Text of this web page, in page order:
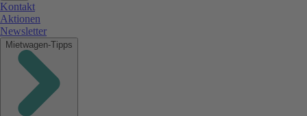
Kontakt
Aktionen
Newsletter
Mietwagen-Tipps